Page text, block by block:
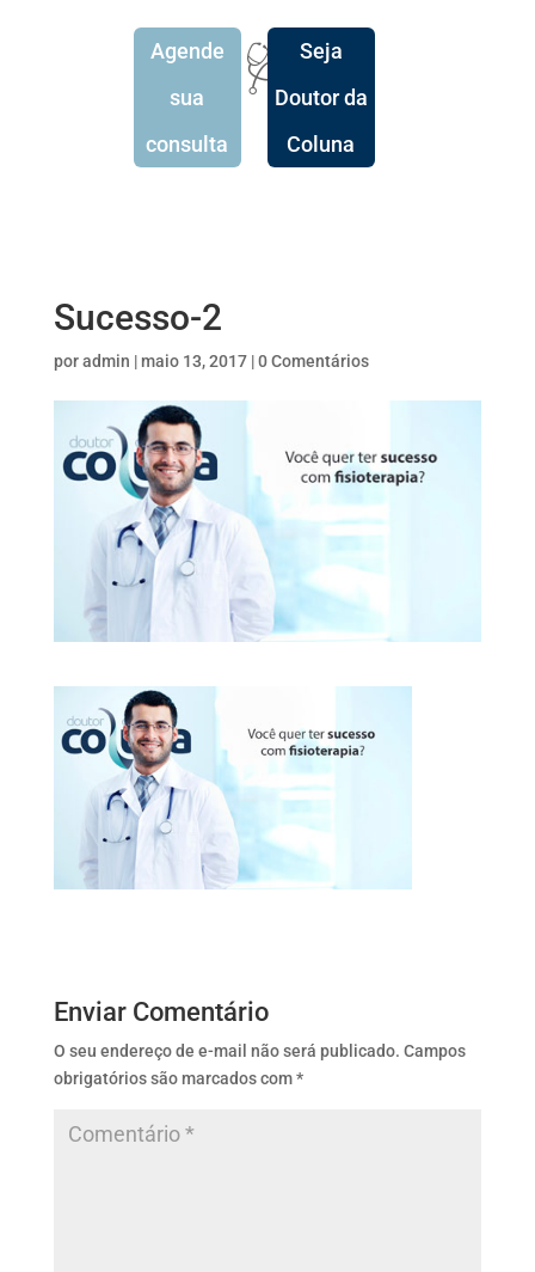
Agende
sua
consulta
🩺
Seja
Doutor da
Coluna
Sucesso-2
poradmin |maio 13, 2017|0 Comentários
Enviar Comentário
O seu endereço de e-mail não será publicado. Campos
obrigatórios são marcados com*